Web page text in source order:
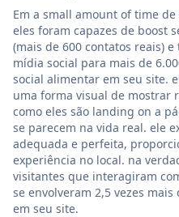
Em a small amount of time
eles foram capazes de boost
(mais de 600 contatos reais)
mídia social para mais de
social alimentar em seu site.
uma forma visual de mostrar
como eles são landing on a
se parecem na vida real. ele
adequada e perfeita,
experiência no local. na
visitantes que interagiram
se envolveram 2,5 vezes
em seu site.